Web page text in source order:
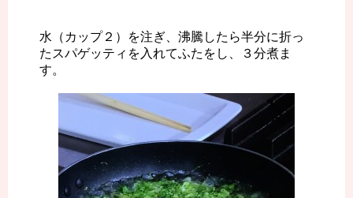
水（カップ２）を注ぎ、沸騰したら半分に折っ
たスパゲッティを入れてふたをし、３分煮ま
す。